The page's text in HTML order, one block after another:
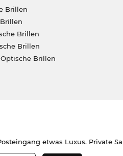
Brillen
Brillen
Brillen
Brillen
etwas Luxus. Private